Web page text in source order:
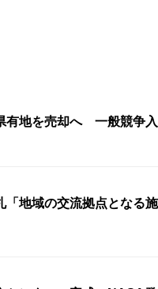
有地を売却へ 一般競争
地域の交流拠点となる